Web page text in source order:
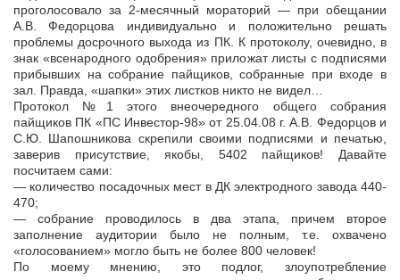
проголосовало за 2-месячный мораторий — при обещании
А.В. Федорцова индивидуально и положительно решать
проблемы досрочного выхода из ПК. К протоколу, очевидно, в
знак «всенародного одобрения» приложат листы с подписями
прибывших на собрание пайщиков, собранные при входе в
зал. Правда, «шапки» этих листков никто не видел…
Протокол №1 этого внеочередного общего собрания
пайщиков ПК «ПС Инвестор-98» от 25.04.08 г. А.В. Федорцов и
С.Ю. Шапошникова скрепили своими подписями и печатью,
заверив присутствие, якобы, 5402 пайщиков! Давайте
посчитаем сами:
— количество посадочных мест в ДК электродного завода 440-
470;
— собрание проводилось в два этапа, причем второе
заполнение аудитории было не полным, т.е. охвачено
«голосованием» могло быть не более 800 человек!
По моему мнению, это подлог, злоупотребление